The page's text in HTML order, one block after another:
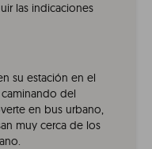
las indicaciones
su estación en el
del
en bus urbano,
muy cerca de los